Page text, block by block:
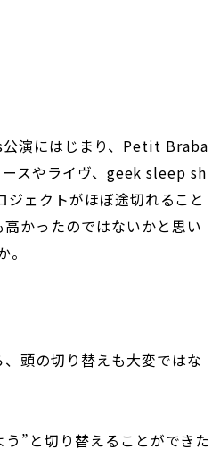
演にはじまり、Petit Braba
スやライヴ、geek sleep sh
ェクトがほぼ途切れること
かったのではないかと思い
頭の切り替えも大変ではな
”と切り替えることができた